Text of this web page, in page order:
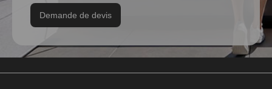
Demande de devis